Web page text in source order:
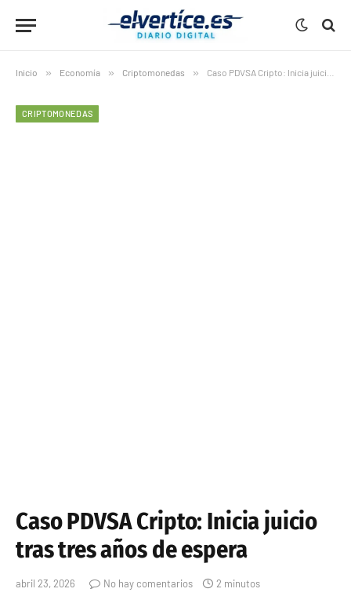
Inicio » Economía » Criptomonedas » Caso PDVSA Cripto: Inicia juicio tras tres años de espera
CRIPTOMONEDAS
Caso PDVSA Cripto: Inicia juicio
tras tres años de espera
abril 23, 2026 No hay comentarios 2 minutos